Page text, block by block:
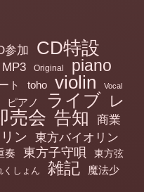
参加 CD特設
MP3 Original piano
ト toho violin Vocal
ピアノ ライブ レ
売会 告知 商業
ン
東方バイオリン
奏 東方子守唄
東方弦
くしょん 雑記
魔法少